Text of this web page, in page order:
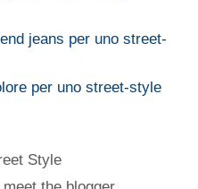
jeans per uno street-
per uno street-style
Style